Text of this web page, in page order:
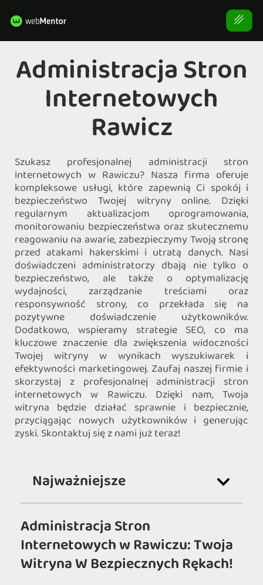
Administracja Stron
Internetowych
Rawicz
Szukasz profesjonalnej administracji stron
internetowych w Rawiczu? Nasza firma oferuje
kompleksowe usługi, które zapewnią Ci spokój i
bezpieczeństwo Twojej witryny online. Dzięki
regularnym aktualizacjom oprogramowania,
monitorowaniu bezpieczeństwa oraz skutecznemu
reagowaniu na awarie, zabezpieczymy Twoją stronę
przed atakami hakerskimi i utratą danych. Nasi
doświadczeni administratorzy dbają nie tylko o
bezpieczeństwo, ale także o optymalizację
wydajności, zarządzanie treściami oraz
responsywność strony, co przekłada się na
pozytywne doświadczenie użytkowników.
Dodatkowo, wspieramy strategie SEO, co ma
kluczowe znaczenie dla zwiększenia widoczności
Twojej witryny w wynikach wyszukiwarek i
efektywności marketingowej. Zaufaj naszej firmie i
skorzystaj z profesjonalnej administracji stron
internetowych w Rawiczu. Dzięki nam, Twoja
witryna będzie działać sprawnie i bezpiecznie,
przyciągając nowych użytkowników i generując
zyski. Skontaktuj się z nami już teraz!
Najważniejsze
Administracja Stron
Internetowych w Rawiczu: Twoja
Witryna W Bezpiecznych Rękach!